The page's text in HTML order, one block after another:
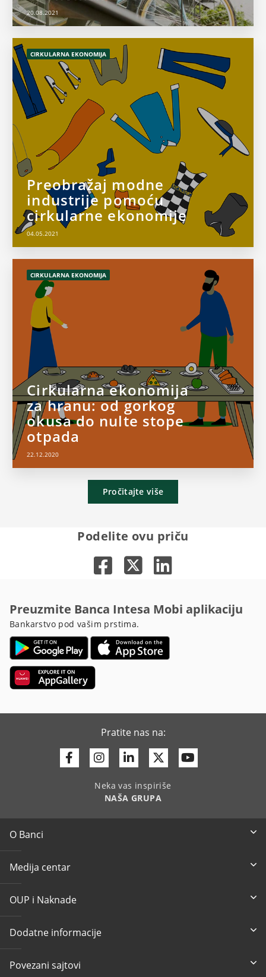
20.08.2021
CIRKULARNA EKONOMIJA
Preobražaj modne
industrije pomoću
cirkularne ekonomije
04.05.2021
CIRKULARNA EKONOMIJA
Cirkularna ekonomija
za hranu: od gorkog
okusa do nulte stope
otpada
22.12.2020
Pročitajte više
Podelite ovu priču
Preuzmite Banca Intesa Mobi aplikaciju
Bankarstvo pod vašim prstima.
Pratite nas na:
FacebookInstagram
LinkedinTwitter
Neka vas inspiriše
NAŠA GRUPA
O Banci
Medija centar
OUP i Naknade
Dodatne informacije
Povezani sajtovi